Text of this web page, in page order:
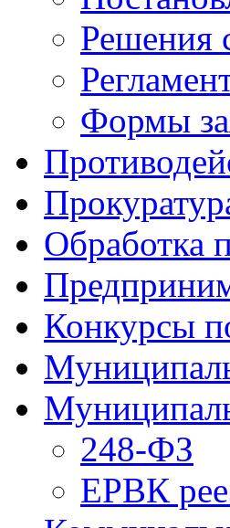
Решения
Формы
Обработка
Конкурсы
248-ФЗ
ЕРВК